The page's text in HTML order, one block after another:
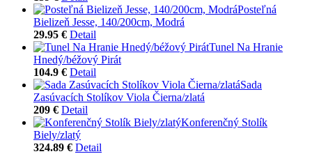
Posteľná
Bielizeň Jesse, 140/200cm, Modrá
29.95 € Detail
Tunel Na Hranie
Hnedý/béžový Pirát
104.9 € Detail
Sada
Zasúvacích Stolíkov Viola Čierna/zlatá
209 € Detail
Konferenčný Stolík
Biely/zlatý
324.89 € Detail